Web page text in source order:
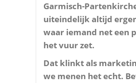
Garmisch-
uiteindelijk altijd
waar iemand net een
het vuur zet.
Dat klinkt als
we menen het echt.